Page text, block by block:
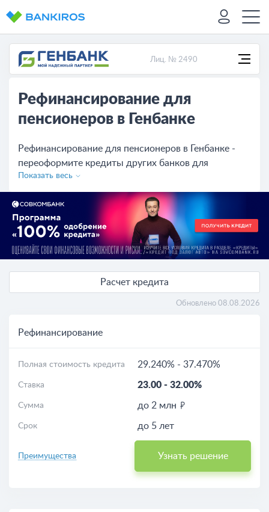
Лиц. № 2490
Рефинансирование для
пенсионеров в Генбанке
Рефинансирование для пенсионеров в Генбанке -
переоформите кредиты других банков для
пенсионеров под выгодные процентные ставки.
Сравните условия других банков, оставьте онлайн-
заявку на сайте.
Показать весь
Расчет кредита
Обновлено 08.08.2026
Рефинансирование
Полная стоимость кредита 29.240% - 37.470%
Ставка 23.00 - 32.00%
Сумма до 2 млн
Срок до 5 лет
Преимущества Узнать решение